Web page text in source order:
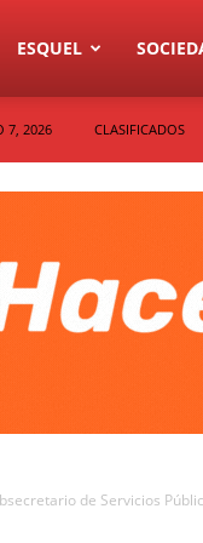
Diario
La
ESQUEL
7, 2026 CLASIFICADOS
de Servicios